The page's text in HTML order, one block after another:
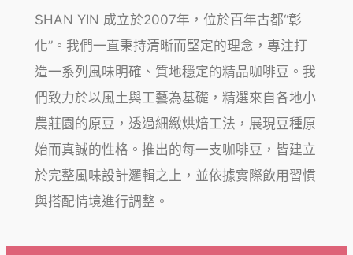
SHAN YIN 成立於2007年，位於百年古都“彰
化”。我們一直秉持清晰而堅定的理念，專注打
造一系列風味明確、質地穩定的精品咖啡豆。我
們致力於以風土與工藝為基礎，精選來自各地小
農莊園的原豆，透過細緻烘焙工法，展現豆種原
始而真誠的性格。推出的每一支咖啡豆，皆建立
於完整風味設計邏輯之上，並依據實際飲用習慣
與搭配情境進行調整。